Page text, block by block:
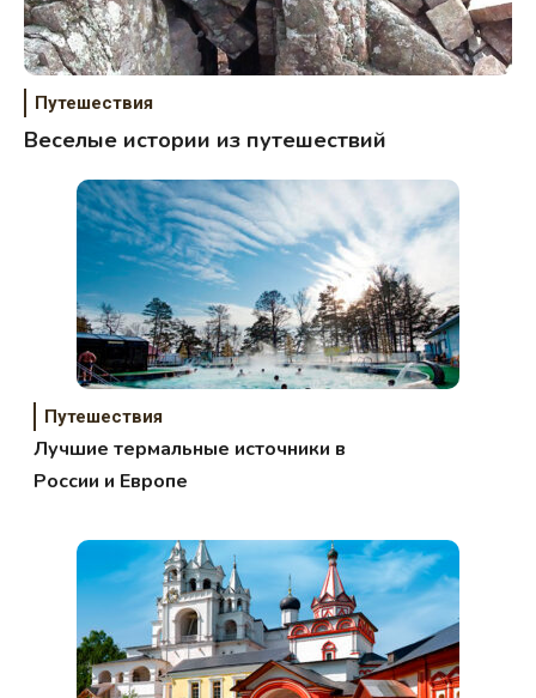
Путешествия
Веселые истории из путешествий
Путешествия
Лучшие термальные источники в
России и Европе